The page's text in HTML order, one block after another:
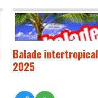
Balade
2025